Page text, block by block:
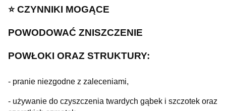
⭐️ CZYNNIKI MOGĄCE
POWODOWAĆ ZNISZCZENIE
POWŁOKI ORAZ STRUKTURY:
- pranie niezgodne z zaleceniami,
- używanie do czyszczenia twardych gąbek i szczotek oraz